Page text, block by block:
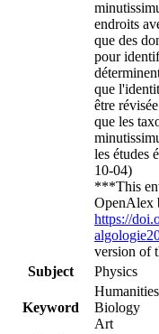
endroits
que des
pour
que
être
que les
les études
10-04)
***This
OpenAlex
https://
version of
Subject
Physics
Keyword
Humanities
Biology
Art